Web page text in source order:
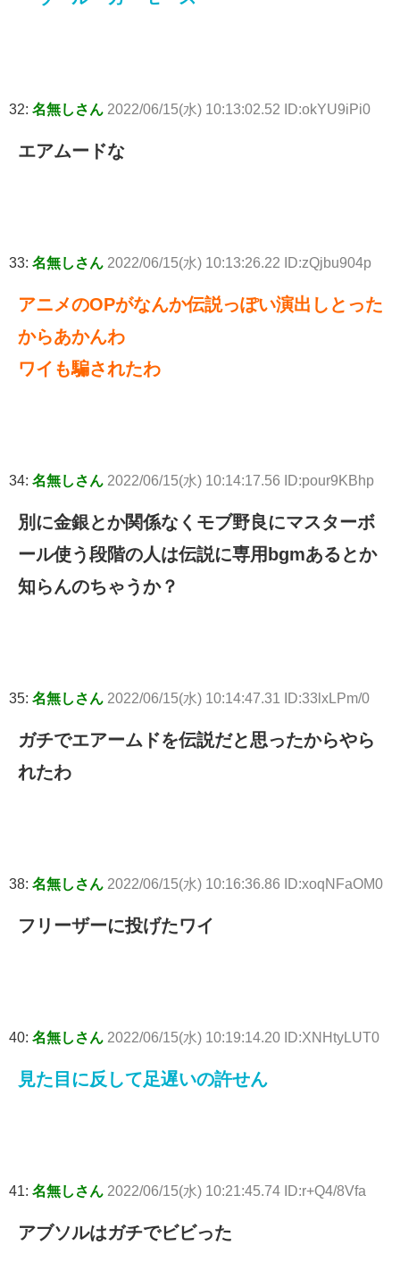
32: 名無しさん 2022/06/15(水) 10:13:02.52 ID:okYU9iPi0
エアムードな
33: 名無しさん 2022/06/15(水) 10:13:26.22 ID:zQjbu904p
アニメのOPがなんか伝説っぽい演出しとった
からあかんわ
ワイも騙されたわ
34: 名無しさん 2022/06/15(水) 10:14:17.56 ID:pour9KBhp
別に金銀とか関係なくモブ野良にマスターボ
ール使う段階の人は伝説に専用bgmあるとか
知らんのちゃうか？
35: 名無しさん 2022/06/15(水) 10:14:47.31 ID:33lxLPm/0
ガチでエアームドを伝説だと思ったからやら
れたわ
38: 名無しさん 2022/06/15(水) 10:16:36.86 ID:xoqNFaOM0
フリーザーに投げたワイ
40: 名無しさん 2022/06/15(水) 10:19:14.20 ID:XNHtyLUT0
見た目に反して足遅いの許せん
41: 名無しさん 2022/06/15(水) 10:21:45.74 ID:r+Q4/8Vfa
アブソルはガチでビビった